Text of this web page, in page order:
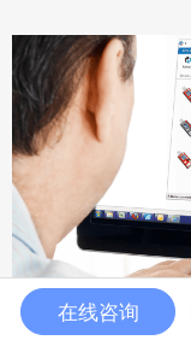
在线咨询